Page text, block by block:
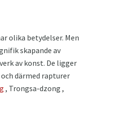
olika betydelser. Men
skapande av
av konst. De ligger
därmed rapturer
, Trongsa-dzong ,